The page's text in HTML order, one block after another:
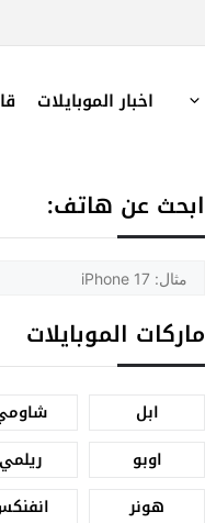
اخبار الموبايلات
ابحث عن هاتف:
ماركات الموبايلات
ابل
اوبو
ريلمي
هونر